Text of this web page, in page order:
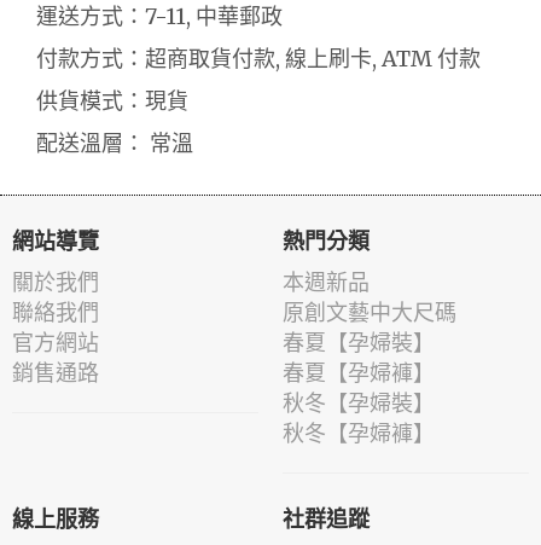
運送方式：7-11, 中華郵政
付款方式：超商取貨付款, 線上刷卡, ATM 付款
供貨模式：現貨
配送溫層： 常溫
網站導覽
關於我們
聯絡我們
官方網站
銷售通路
熱門分類
本週新品
原創文藝中大尺碼
春夏【孕婦裝】
春夏【孕婦褲】
秋冬【孕婦裝】
秋冬【孕婦褲】
線上服務 社群追蹤